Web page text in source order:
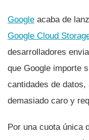
Google acaba de
Google Cloud
desarrolladores
que Google importe
cantidades de
demasiado caro y
Por una cuota única